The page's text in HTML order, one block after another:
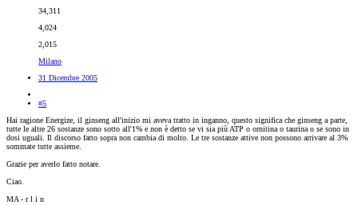
34,311
4,024
2,015
Milano
31 Dicembre 2005
#5
Hai ragione Energize, il ginseng all'inizio mi aveva tratto in inganno, questo significa che ginseng a parte,
tutte le altre 26 sostanze sono sotto all'1% e non è detto se vi sia più ATP o ornitina o taurina o se sono in
dosi uguali. Il discorso fatto sopra non cambia di molto. Le tre sostanze attive non possono arrivare al 3%
sommate tutte assieme.
Grazie per averlo fatto notare.
Ciao.
MA - r l i n